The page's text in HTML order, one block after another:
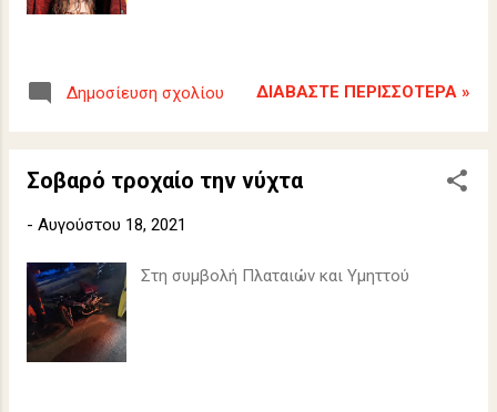
Δημοσίευση σχολίου ΔΙΑΒΆΣΤΕ ΠΕΡΙΣΣΌΤΕΡΑ »
Σοβαρό τροχαίο την νύχτα
- Αυγούστου 18, 2021
Στη συμβολή Πλαταιών και Υμηττού